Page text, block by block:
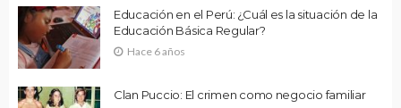
Educación en el Perú: ¿Cuál es la situación de la
Educación Básica Regular?
Hace 6 años
Clan Puccio: El crimen como negocio familiar